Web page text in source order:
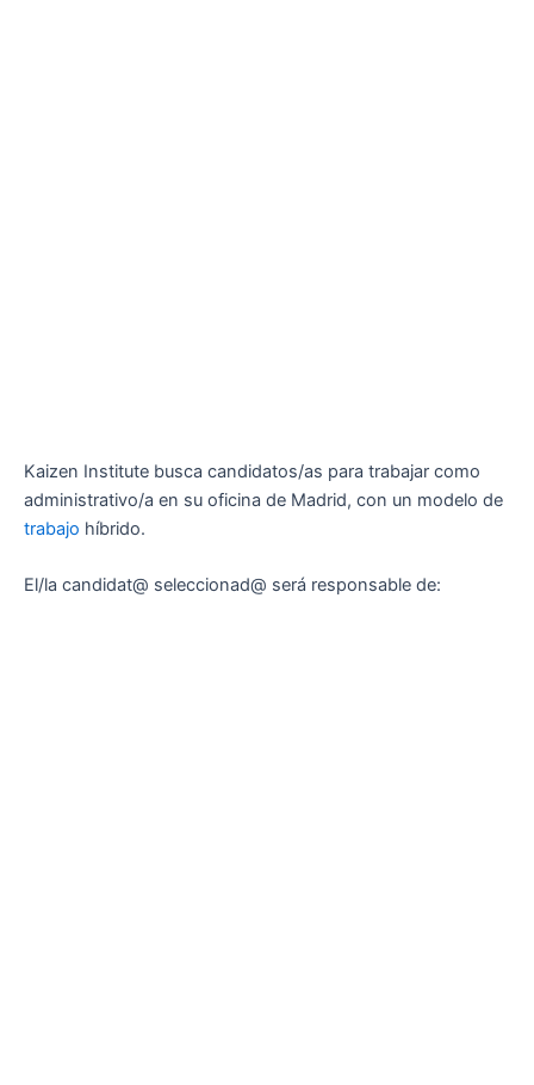
Kaizen Institute busca candidatos/as para trabajar como
administrativo/a en su oficina de Madrid, con un modelo de
trabajo híbrido.
El/la candidat@ seleccionad@ será responsable de: